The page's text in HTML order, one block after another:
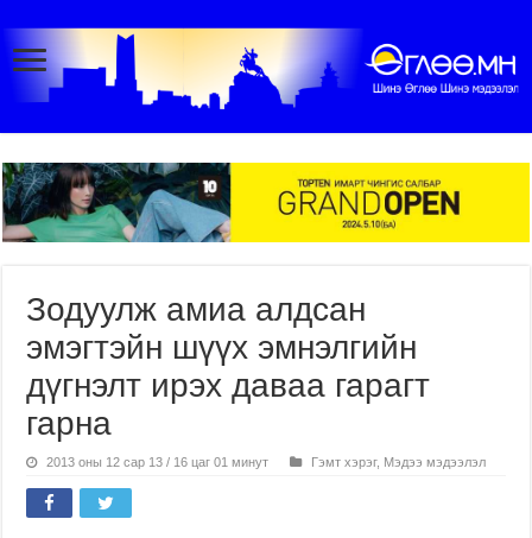
Зодуулж амиа алдсан
эмэгтэйн шүүх эмнэлгийн
дүгнэлт ирэх даваа гарагт
гарна
2013 оны 12 сар 13 / 16 цаг 01 минут Гэмт хэрэг, Мэдээ мэдээлэл